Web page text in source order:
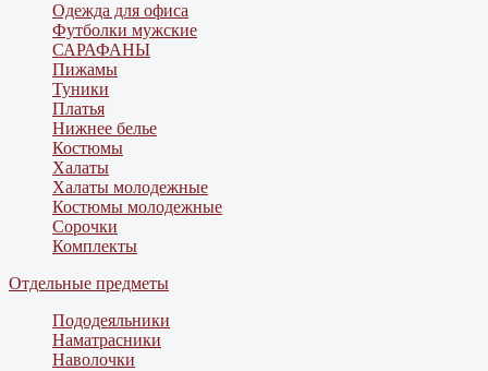
Одежда для офиса
Футболки мужские
САРАФАНЫ
Пижамы
Туники
Платья
Нижнее белье
Костюмы
Халаты
Халаты молодежные
Костюмы молодежные
Сорочки
Комплекты
Отдельные предметы
Пододеяльники
Наматрасники
Наволочки